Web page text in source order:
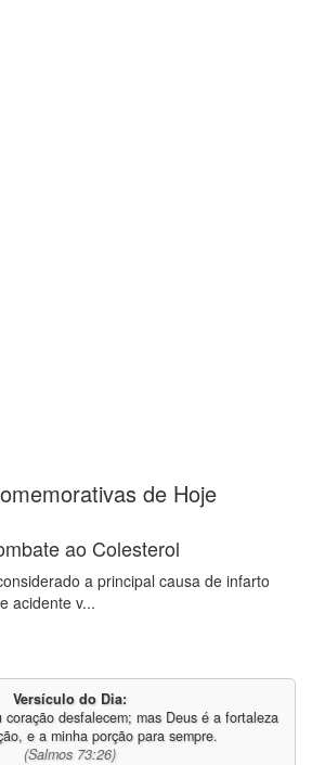
de Hoje
ao Colesterol
a principal causa de infarto
acidente v...
Versículo do Dia:
desfalecem; mas Deus é a fortaleza
e a minha porção para sempre.
(Salmos 73:26)